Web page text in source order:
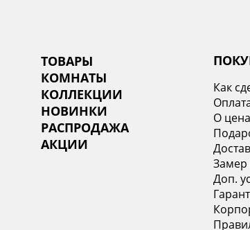
ТОВАРЫ
КОМНАТЫ
КОЛЛЕКЦИИ
НОВИНКИ
РАСПРОДАЖА
АКЦИИ
Как
О
Доп.